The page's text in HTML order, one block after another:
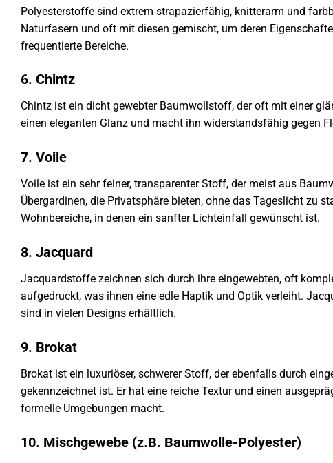
Polyesterstoffe sind extrem strapazierfähig, knitterarm und
Naturfasern und oft mit diesen gemischt, um deren
frequentierte Bereiche.
6. Chintz
Chintz ist ein dicht gewebter Baumwollstoff, der oft mit einer
einen eleganten Glanz und macht ihn widerstandsfähig gegen
7. Voile
Voile ist ein sehr feiner, transparenter Stoff, der meist aus
Übergardinen, die Privatsphäre bieten, ohne das Tageslicht zu
Wohnbereiche, in denen ein sanfter Lichteinfall gewünscht ist.
8. Jacquard
Jacquardstoffe zeichnen sich durch ihre eingewebten, oft
aufgedruckt, was ihnen eine edle Haptik und Optik verleiht.
sind in vielen Designs erhältlich.
9. Brokat
Brokat ist ein luxuriöser, schwerer Stoff, der ebenfalls durch
gekennzeichnet ist. Er hat eine reiche Textur und einen
formelle Umgebungen macht.
10. Mischgewebe (z.B. Baumwolle-Polyester)